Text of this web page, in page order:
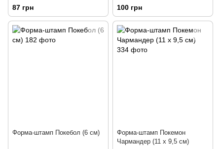
87 грн
см)
100 грн
Форма-штамп Покебол (6 см)
Форма-штамп Покемон
Чармандер (11 х 9,5 см)